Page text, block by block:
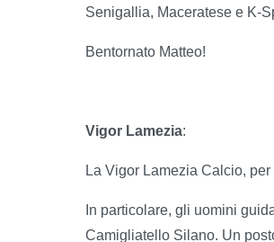
Senigallia, Maceratese e K-
Bentornato Matteo!
Vigor Lamezia:
La Vigor Lamezia Calcio,
In particolare, gli uomini
Camigliatello Silano. Un